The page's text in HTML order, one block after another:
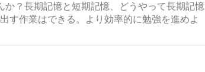
？長期記憶と短期記憶、どうやって長期記憶
す作業はできる。より効率的に勉強を進めよ